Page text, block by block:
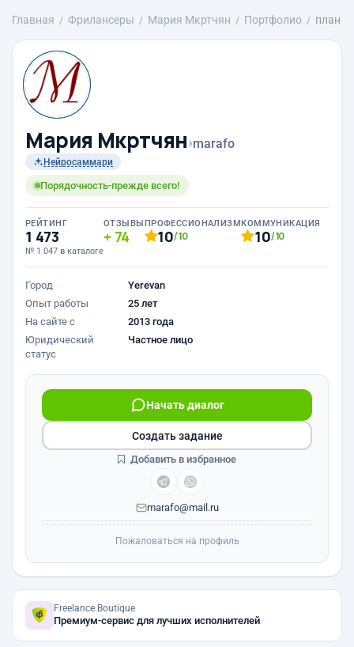
Главная Фрилансеры Mария Мкртчян Портфолио план
Mария Мкртчян›marafo
Нейросаммари
Порядочность-прежде всего!
РЕЙТИНГ
1 473
№ 1 047 в каталоге
ОТЗЫВЫ
74
ПРОФЕССИОНАЛИЗМ
10/10
КОММУНИКАЦИЯ
10/10
Город
Yerevan
Опыт работы
25 лет
На сайте с
2013 года
Юридический
статус
Частное лицо
Начать диалог
marafo@mail.ru
Создать задание
Добавить в избранное
Пожаловаться на профиль
Freelance.Boutique
Премиум-сервис для лучших исполнителей